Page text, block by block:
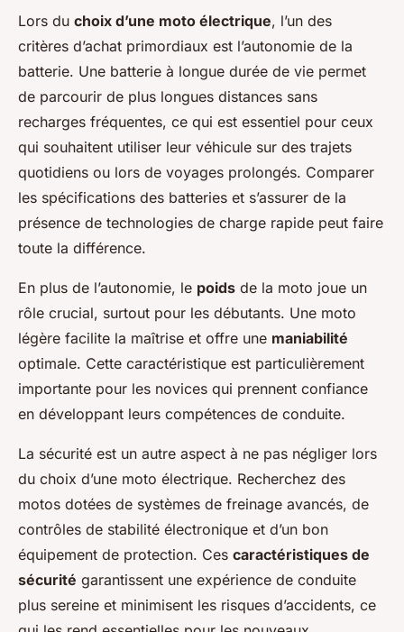
Lors du choix d’une moto électrique, l’un des
critères d’achat primordiaux est l’autonomie de la
batterie. Une batterie à longue durée de vie permet
de parcourir de plus longues distances sans
recharges fréquentes, ce qui est essentiel pour ceux
qui souhaitent utiliser leur véhicule sur des trajets
quotidiens ou lors de voyages prolongés. Comparer
les spécifications des batteries et s’assurer de la
présence de technologies de charge rapide peut faire
toute la différence.
En plus de l’autonomie, le poids de la moto joue un
rôle crucial, surtout pour les débutants. Une moto
légère facilite la maîtrise et offre une maniabilité
optimale. Cette caractéristique est particulièrement
importante pour les novices qui prennent confiance
en développant leurs compétences de conduite.
La sécurité est un autre aspect à ne pas négliger lors
du choix d’une moto électrique. Recherchez des
motos dotées de systèmes de freinage avancés, de
contrôles de stabilité électronique et d’un bon
équipement de protection. Ces caractéristiques de
sécurité garantissent une expérience de conduite
plus sereine et minimisent les risques d’accidents, ce